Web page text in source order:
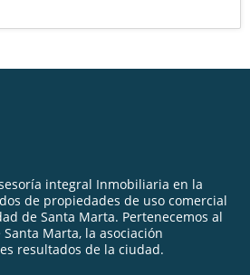
integral Inmobiliaria en la
de propiedades de uso comercial
de Santa Marta. Pertenecemos al
Marta, la asociación
resultados de la ciudad.